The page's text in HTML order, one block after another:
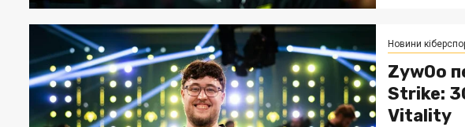
Новини
ZywOo
Strike:
Vitality